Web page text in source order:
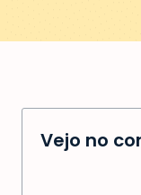
Vejo no